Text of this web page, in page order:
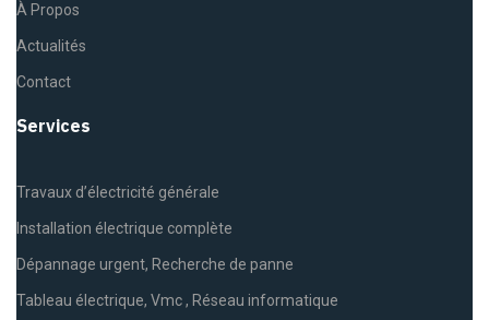
À Propos
Actualités
Contact
Services
Travaux d’électricité générale
Installation électrique complète
Dépannage urgent, Recherche de panne
Tableau électrique, Vmc , Réseau informatique